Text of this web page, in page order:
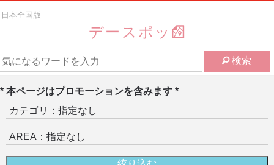
日本全国版
デースポッ
検索
* 本ページはプロモーションを含みます *